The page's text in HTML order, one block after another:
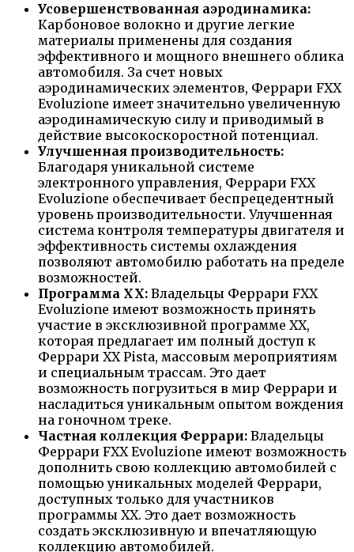
Усовершенствованная аэродинамика:
Карбоновое волокно и другие легкие
материалы применены для создания
эффективного и мощного внешнего облика
автомобиля. За счет новых
аэродинамических элементов, Феррари FXX
Evoluzione имеет значительно увеличенную
аэродинамическую силу и приводимый в
действие высокоскоростной потенциал.
Улучшенная производительность:
Благодаря уникальной системе
электронного управления, Феррари FXX
Evoluzione обеспечивает беспрецедентный
уровень производительности. Улучшенная
система контроля температуры двигателя и
эффективность системы охлаждения
позволяют автомобилю работать на пределе
возможностей.
Программа XX: Владельцы Феррари FXX
Evoluzione имеют возможность принять
участие в эксклюзивной программе XX,
которая предлагает им полный доступ к
Феррари XX Pista, массовым мероприятиям
и специальным трассам. Это дает
возможность погрузиться в мир Феррари и
насладиться уникальным опытом вождения
на гоночном треке.
Частная коллекция Феррари: Владельцы
Феррари FXX Evoluzione имеют возможность
дополнить свою коллекцию автомобилей с
помощью уникальных моделей Феррари,
доступных только для участников
программы XX. Это дает возможность
создать эксклюзивную и впечатляющую
коллекцию автомобилей.